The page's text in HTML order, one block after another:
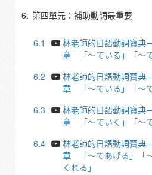
6. 第四單元：補助動詞最重要
6.1
林老師的日語動詞寶
章 「～ている」「～て
6.2
林老師的日語動詞寶
章 「～ている」「～て
6.3
林老師的日語動詞寶
章 「～ていく」「～て
6.4
林老師的日語動詞寶
章 「～てあげる」「
くれる」